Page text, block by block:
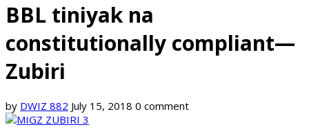
BBL tiniyak na
constitutionally compliant—
Zubiri
by DWIZ 882 July 15, 2018 0 comment